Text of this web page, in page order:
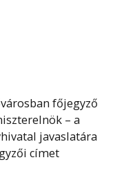
főjegyző
– a
javaslatára
címet